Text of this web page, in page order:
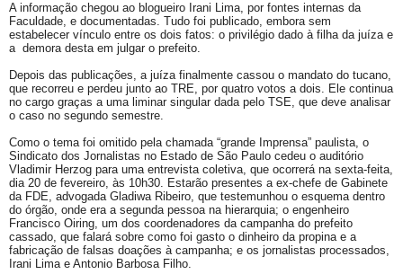
A informação chegou ao blogueiro Irani Lima, por fontes internas da
Faculdade, e documentadas. Tudo foi publicado, embora sem
estabelecer vínculo entre os dois fatos: o privilégio dado à filha da juíza e
a demora desta em julgar o prefeito.
Depois das publicações, a juíza finalmente cassou o mandato do tucano,
que recorreu e perdeu junto ao TRE, por quatro votos a dois. Ele continua
no cargo graças a uma liminar singular dada pelo TSE, que deve analisar
o caso no segundo semestre.
Como o tema foi omitido pela chamada “grande Imprensa” paulista, o
Sindicato dos Jornalistas no Estado de São Paulo cedeu o auditório
Vladimir Herzog para uma entrevista coletiva, que ocorrerá na sexta-feita,
dia 20 de fevereiro, às 10h30. Estarão presentes a ex-chefe de Gabinete
da FDE, advogada Gladiwa Ribeiro, que testemunhou o esquema dentro
do órgão, onde era a segunda pessoa na hierarquia; o engenheiro
Francisco Oiring, um dos coordenadores da campanha do prefeito
cassado, que falará sobre como foi gasto o dinheiro da propina e a
fabricação de falsas doações à campanha; e os jornalistas processados,
Irani Lima e Antonio Barbosa Filho.